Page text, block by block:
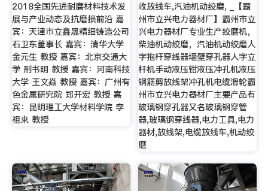
2018全国先进耐磨材料技术发
展与产业动态及抗磨损前沿 嘉
宾：天津市立鑫晟精细铸造公司
石卫东董事长 嘉宾：清华大学
金元生 教授 嘉宾：北京交通大
学 刑书明 教授 嘉宾：河南科技
大学 王文焱 教授 嘉宾：广州有
色金属研究院 郑开宏 教授 嘉
宾：昆明理工大学材料学院 李
祖来 教授
收放线车,汽油机动绞磨, _【霸
州市立兴电力器材厂】霸州市立
兴电力器材厂专业生产绞磨机，
柴油机动绞磨，汽油机动绞磨人
字抱杆穿线器墙壁穿孔器人字立
杆机手动液压钳液压冲孔机液压
钢筋剪放线架冲孔机电缆滑轮霸
州市立兴电力器材厂主要产品有
玻璃钢穿孔器又名玻璃钢穿管
器,玻璃钢穿线器,电力工具,电力
器材,放线架,电缆放线车,机动绞
磨